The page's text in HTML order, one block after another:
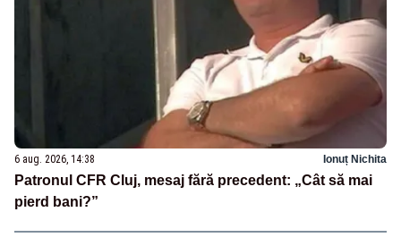
6 aug. 2026, 14:38 Ionuț Nichita
Patronul CFR Cluj, mesaj fără precedent: „Cât să mai
pierd bani?”